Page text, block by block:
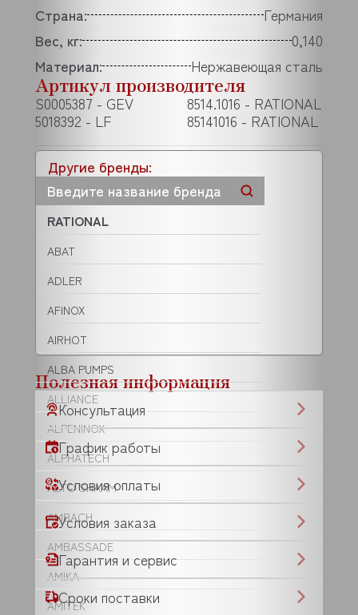
Другие бренды:
RATIONAL
ABAT
ADLER
AFINOX
AIRHOT
ALBA PUMPS
ALLIANCE
ALPENINOX
ALPHATECH
ALTO SHAAM
AMBACH
AMBASSADE
AMIKA
AMITEK
Страна:
Германия
Вес, кг:
0,140
Материал:
Нержавеющая сталь
Артикул производителя
S0005387 - GEV
5018392 - LF
8514.1016 - RATIONAL
85141016 - RATIONAL
Полезная информация
Консультация
График работы
Условия оплаты
Условия заказа
Гарантия и сервис
Сроки поставки